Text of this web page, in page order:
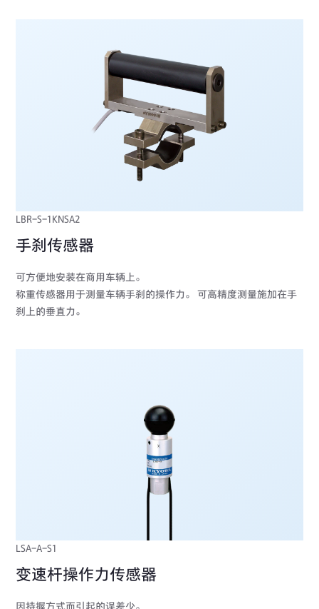
LBR-S-1KNSA2
手刹传感器
可方便地安装在商用车辆上。
称重传感器用于测量车辆手刹的操作力。 可高精度测量施加在手
刹上的垂直力。
LSA-A-S1
变速杆操作力传感器
因持握方式而引起的误差少。